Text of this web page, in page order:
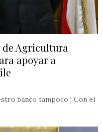
de Agricultura
apoyar a
banco tampoco”. Con el